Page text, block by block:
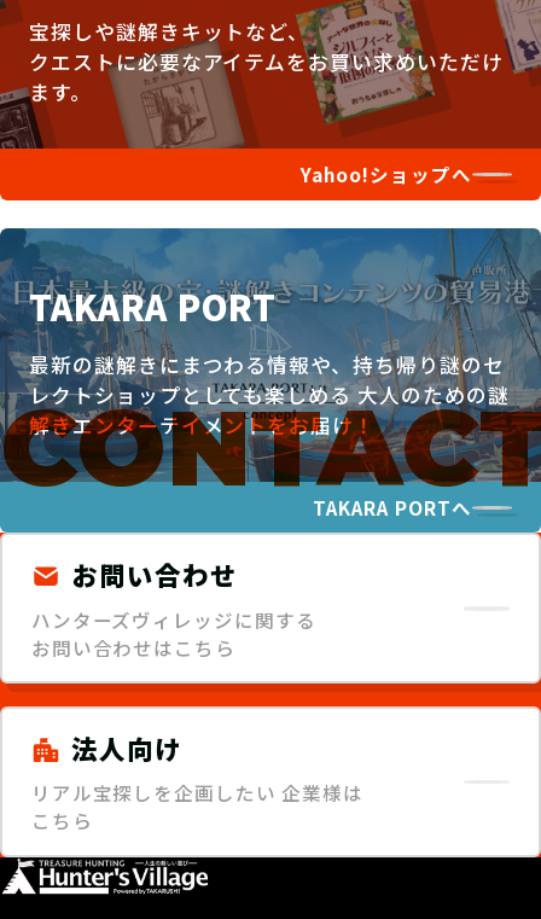
宝探しや謎解きキットなど、
クエストに必要なアイテムをお買い求めいただけ
ます。
Yahoo!ショップへ
TAKARA PORT
最新の謎解きにまつわる情報や、持ち帰り謎のセ
レクトショップとしても楽しめる大人のための謎
解きエンターテイメントをお届け！
TAKARA PORTへ
お問い合わせ
ハンターズヴィレッジに関する
お問い合わせはこちら
法人向け
リアル宝探しを企画したい 企業様は
こちら